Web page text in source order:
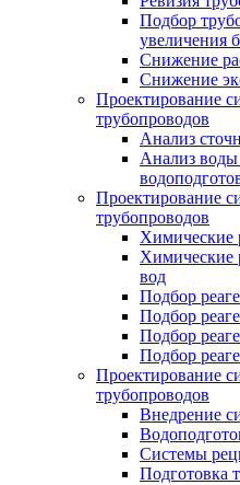
Подбор
увеличения
Снижение
Снижение
Проектирование
трубопроводов
Анализ
Анализ воды
Проектирование
трубопроводов
Химические
Химические
вод
Подбор
Подбор
Подбор
Подбор
Проектирование
трубопроводов
Внедрение
Системы
Подготовка